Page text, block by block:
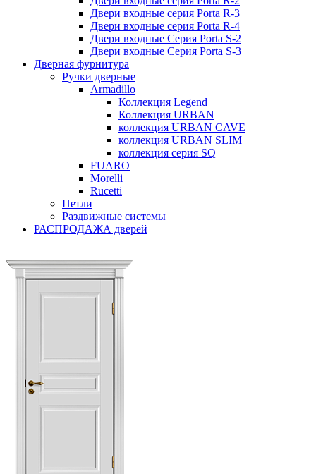
Двери входные серия Porta R-3
Двери входные серия Porta R-4
Двери входные Серия Porta S-2
Двери входные Серия Porta S-3
Дверная фурнитура
Ручки дверные
Armadillo
Коллекция Legend
Коллекция URBAN
коллекция URBAN CAVE
коллекция URBAN SLIM
коллекция серия SQ
FUARO
Morelli
Rucetti
Петли
Раздвижные системы
РАСПРОДАЖА дверей